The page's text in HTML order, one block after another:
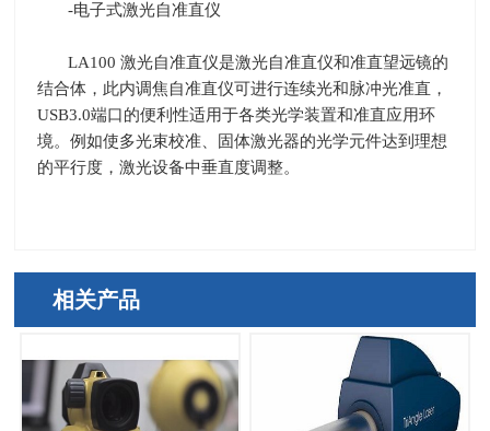
-电子式激光自准直仪
LA100 激光自准直仪是激光自准直仪和准直望远镜的
结合体，此内调焦自准直仪可进行连续光和脉冲光准直，
USB3.0端口的便利性适用于各类光学装置和准直应用环
境。例如使多光束校准、固体激光器的光学元件达到理想
的平行度，激光设备中垂直度调整。
相关产品